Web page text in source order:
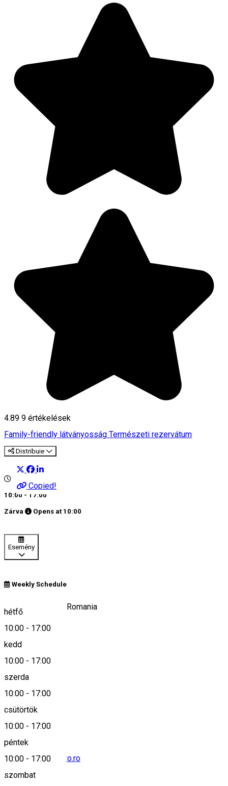
4.89 9 értékelések
Family-friendly látványosság Természeti rezervátum
Distribuie
Copied!
10:00 - 17:00
Zárva Opens at 10:00
Esemény
Weekly Schedule
hétfő
10:00 - 17:00
kedd
10:00 - 17:00
szerda
10:00 - 17:00
csütörtök
10:00 - 17:00
péntek
10:00 - 17:00
szombat
Lacul Sfânta Ana, Romania
Keresd térképen
info@szentanna-to.ro